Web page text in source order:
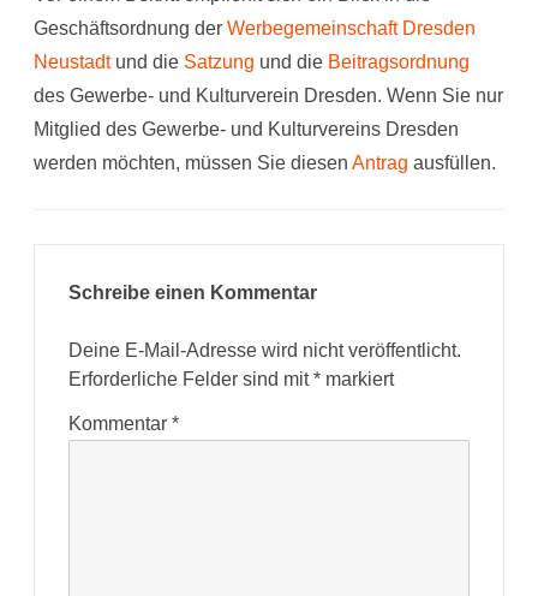
Geschäftsordnung der Werbegemeinschaft Dresden
Neustadtund die Satzung und die Beitragsordnung
des Gewerbe- und Kulturverein Dresden. Wenn Sie nur
Mitglied des Gewerbe- und Kulturvereins Dresden
werden möchten, müssen Sie diesen Antrag ausfüllen.
Schreibe einen Kommentar
Deine E-Mail-Adresse wird nicht veröffentlicht.
Erforderliche Felder sind mit* markiert
Kommentar *